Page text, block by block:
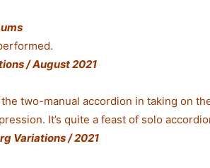
/ August 2021
two-manual accordion in taking on
It’s quite a feast of solo
Variations / 2021